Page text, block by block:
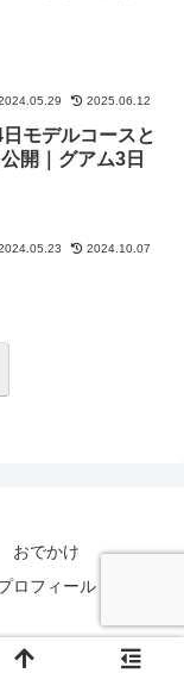
2025.06.12
モデルコースと
開｜グアム3日
2024.10.07
おでかけ
ロフィール
Reserved.